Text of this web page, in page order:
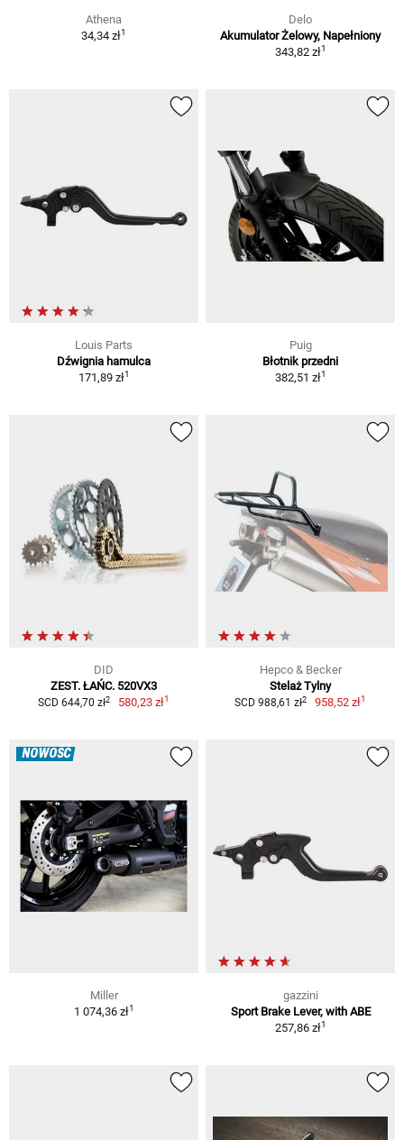
Athena
34,34 zł1
Delo
Akumulator Żelowy, Napełniony
343,82 zł1
Louis Parts
Dźwignia hamulca
171,89 zł1
Puig
Błotnik przedni
382,51 zł1
DID
ZEST. ŁAŃC. 520VX3
SCD 644,70 zł2 580,23 zł1
Hepco & Becker
Stelaż Tylny
SCD 988,61 zł2 958,52 zł1
NOWOŚĆ
Miller
1 074,36 zł1
gazzini
Sport Brake Lever, with ABE
257,86 zł1